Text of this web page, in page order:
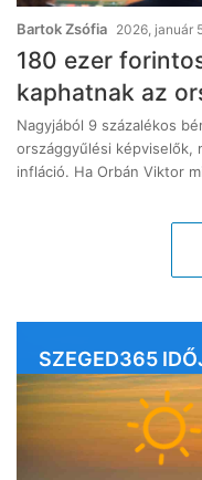
Bartok Zsófia 2026, január
180 ezer
kaphatnak az
Nagyjából 9 százalékos
országgyűlési képviselők,
infláció. Ha Orbán Viktor
SZEGED365